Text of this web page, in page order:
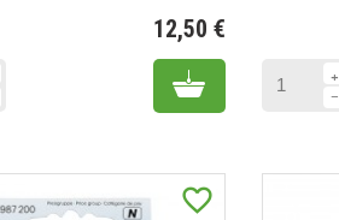
12,50 €
Add to cart
favorite_border